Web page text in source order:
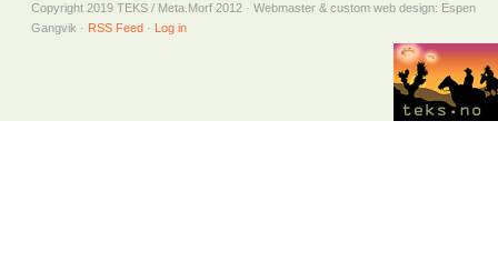
Copyright 2019 TEKS / Meta.Morf 2012 · Webmaster & custom web design: Espen
Gangvik · RSS Feed · Log in